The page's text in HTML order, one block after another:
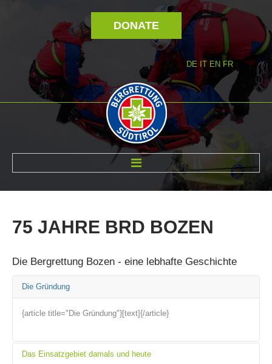
DONATE
DE IT EN FR
75 JAHRE BRD BOZEN
Die Bergrettung Bozen - eine lebhafte Geschichte
Die Gründung
{article title="Die Gründung"}[text]{/article}
Das Einsatzgebiet damals und heute